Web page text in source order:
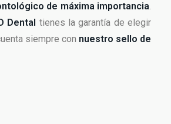
de máxima importancia.
Dental tienes la garantía de elegir
siempre con nuestro sello de